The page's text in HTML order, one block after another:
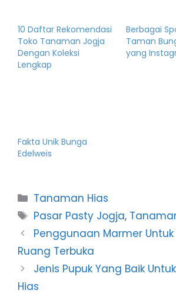
10 Daftar Rekomendasi
Toko Tanaman Jogja
Dengan Koleksi
Lengkap
Berbagai
Taman
yang
Fakta Unik Bunga
Edelweis
Categories
Tanaman Hias
Tags
Pasar Pasty Jogja,
Penggunaan Marmer
Ruang Terbuka
Jenis Pupuk Yang Baik
Hias